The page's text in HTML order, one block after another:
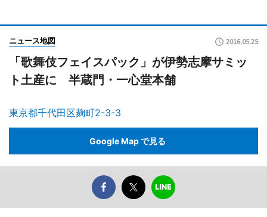
ニュース地図 2016.05.25
「歌舞伎フェイスパック」が伊勢志摩サミッ
ト土産に 半蔵門・一心堂本舗
東京都千代田区麹町2-3-3
Google Map で見る